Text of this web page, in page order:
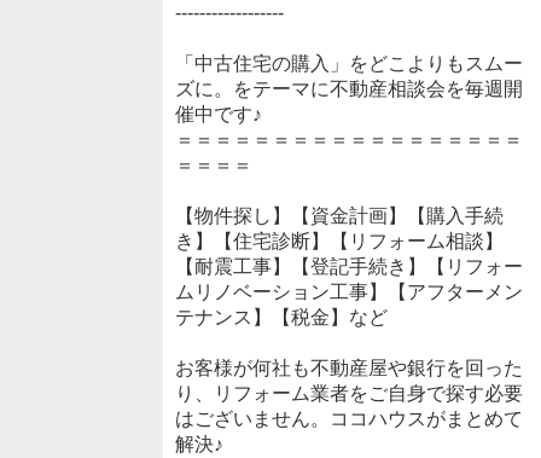
------------------
「中古住宅の購入」をどこよりもスムー
ズに。をテーマに不動産相談会を毎週開
催中です♪
＝＝＝＝＝＝＝＝＝＝＝＝＝＝＝＝＝＝
＝＝＝＝
【物件探し】【資金計画】【購入手続
き】【住宅診断】【リフォーム相談】
【耐震工事】【登記手続き】【リフォー
ムリノベーション工事】【アフターメン
テナンス】【税金】など
お客様が何社も不動産屋や銀行を回った
り、リフォーム業者をご自身で探す必要
はございません。ココハウスがまとめて
解決♪